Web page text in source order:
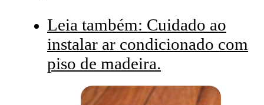
Leia também: Cuidado ao
instalar ar condicionado com
piso de madeira.